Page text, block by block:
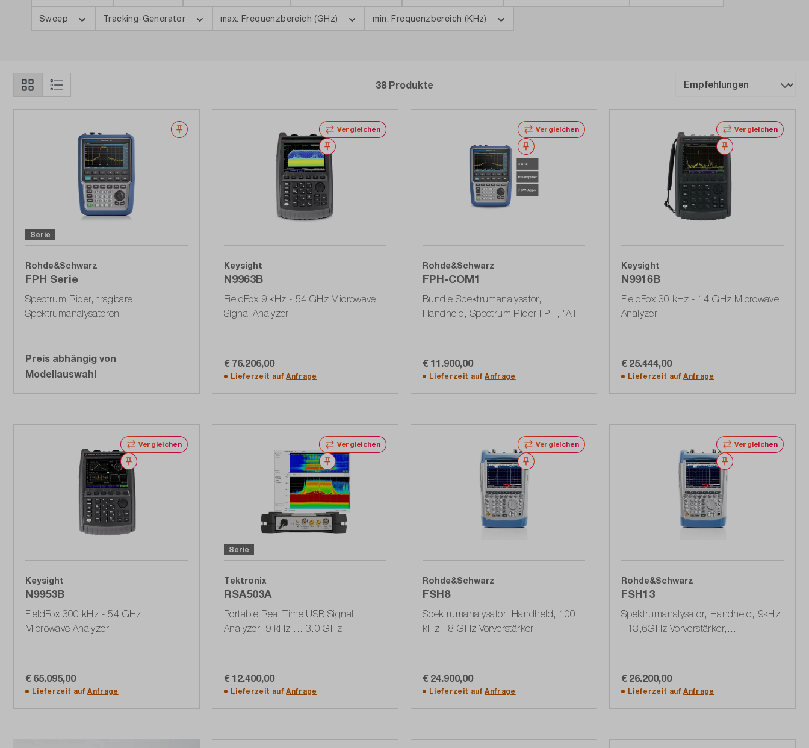
Sweep Tracking-Generator max. Frequenzbereich (GHz) min. Frequenzbereich (KHz)
38 Produkte
Merken
Serie
Rohde&Schwarz
FPH Serie
Spectrum Rider, tragbare
Spektrumanalysatoren
Preis abhängig von
Modellauswahl
Vergleichen
Merken
Keysight
N9963B
FieldFox 9 kHz - 54 GHz Microwave
Signal Analyzer
€ 76.206,00
Lieferzeit aufAnfrage
Vergleichen
Merken
Rohde&Schwarz
FPH-COM1
Bundle Spektrumanalysator,
Handheld, Spectrum Rider FPH, "All-
€ 11.900,00
Lieferzeit aufAnfrage
Vergleichen
Merken
Keysight
N9916B
FieldFox 30 kHz - 14 GHz Microwave
Analyzer
€ 25.444,00
Lieferzeit aufAnfrage
Vergleichen
Merken
Keysight
N9953B
FieldFox 300 kHz - 54 GHz
Microwave Analyzer
€ 65.095,00
Lieferzeit aufAnfrage
Vergleichen
Merken
Serie
Tektronix
RSA503A
Portable Real Time USB Signal
Analyzer, 9 kHz ... 3.0 GHz
€ 12.400,00
Lieferzeit aufAnfrage
Vergleichen
Merken
Rohde&Schwarz
FSH8
Spektrumanalysator, Handheld, 100
kHz - 8 GHz Vorverstärker,
€ 24.900,00
Lieferzeit aufAnfrage
Vergleichen
Merken
Rohde&Schwarz
FSH13
Spektrumanalysator, Handheld, 9kHz
- 13,6GHz Vorverstärker,
€ 26.200,00
Lieferzeit aufAnfrage